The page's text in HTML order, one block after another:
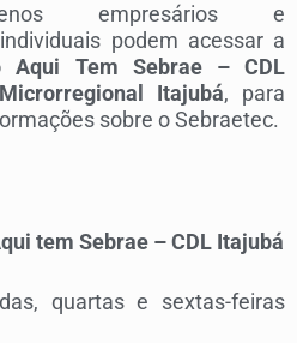
empresários e
podem acessar a
Aqui Tem Sebrae – CDL
Itajubá, para
sobre o Sebraetec.
tem Sebrae – CDL Itajubá
quartas e sextas-feiras